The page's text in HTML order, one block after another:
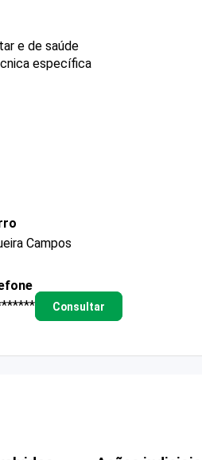
e de saúde
específica
Campos
Consultar